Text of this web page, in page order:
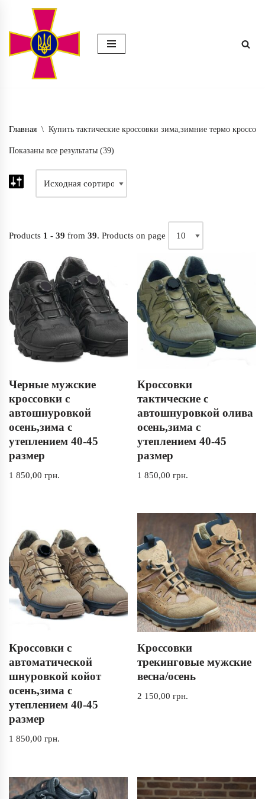
Перейти
содержимому
Главная \ Купить тактические кроссовки зима,зимние термо
Показаны все результаты (39)
Products 1 - 39 from 39. Products on page
Черные мужские
кроссовки с
автошнуровкой
осень,зима с
утеплением 40-45
размер
1 850,00 грн.
Кроссовки
тактические с
автошнуровкой олива
осень,зима с
утеплением 40-45
размер
1 850,00грн.
Кроссовки с
автоматической
шнуровкой койот
осень,зима с
утеплением 40-45
размер
1 850,00 грн.
Кроссовки
трекинговые мужские
весна/осень
2 150,00грн.